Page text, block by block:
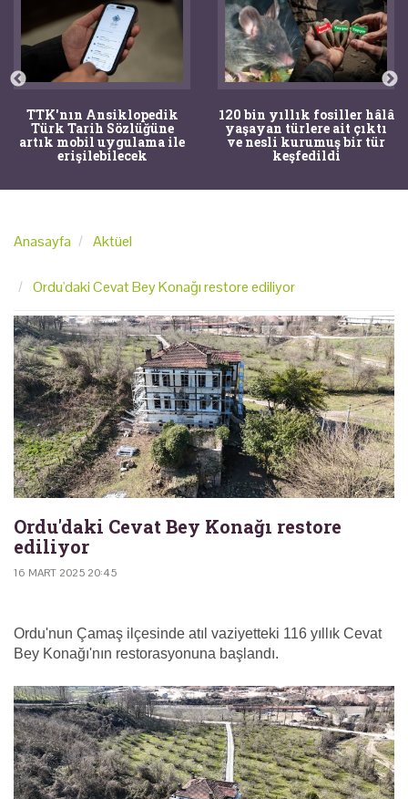
TTK'nın Ansiklopedik
Türk Tarih Sözlüğüne
artık mobil uygulama ile
erişilebilecek
120 bin yıllık fosiller hâlâ
yaşayan türlere ait çıktı
ve nesli kurumuş bir tür
keşfedildi
Anasayfa Aktüel
Ordu'daki Cevat Bey Konağı restore ediliyor
Ordu'daki Cevat Bey Konağı restore
ediliyor
16 MART 2025 20:45
Ordu'nun Çamaş ilçesinde atıl vaziyetteki 116 yıllık Cevat
Bey Konağı'nın restorasyonuna başlandı.